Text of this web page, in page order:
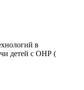
в
детей с ОНР (